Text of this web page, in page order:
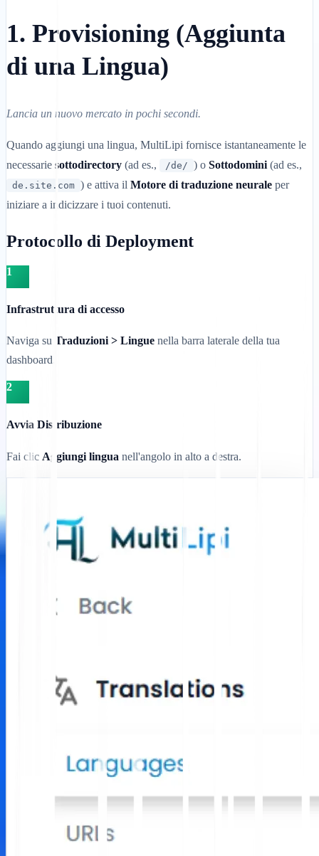
1. Provisioning (Aggiunta
di una Lingua)
Lancia un nuovo mercato in pochi secondi.
Quando aggiungi una lingua, MultiLipi fornisce istantaneamente le
necessarie sottodirectory (ad es., /de/ ) o Sottodomini (ad es.,
de.site.com ) e attiva il Motore di traduzione neurale per
iniziare a indicizzare i tuoi contenuti.
Protocollo di Deployment
1
Infrastruttura di accesso
Naviga su Traduzioni > Lingue nella barra laterale della tua
dashboard.
2
Avvia Distribuzione
Fai clic Aggiungi lingua nell'angolo in alto a destra.